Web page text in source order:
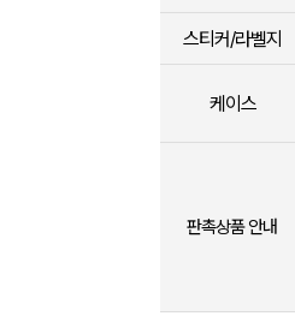
스티커/라벨지
케이스
판촉상품 안내